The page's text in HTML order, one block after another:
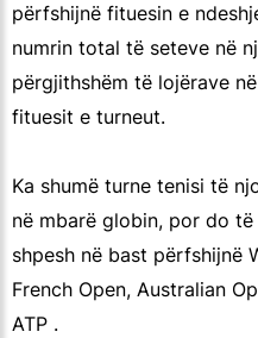
përfshijnë fituesin e
numrin total të seteve në
përgjithshëm të lojërave
fituesit e turneut.
Ka shumë turne tenisi të
në mbarë globin, por do
shpesh në bast përfshijnë
French Open, Australian
ATP .